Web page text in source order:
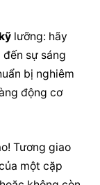
lưỡng: hãy
sự sáng
bị nghiêm
động cơ
Tương giao
một cặp